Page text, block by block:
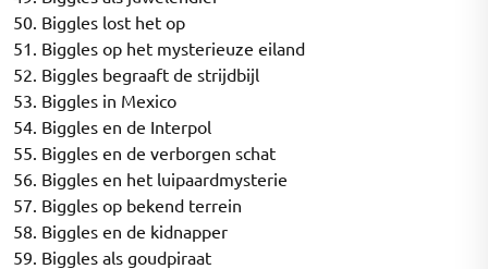
50. Biggles lost het op
51. Biggles op het mysterieuze eiland
52. Biggles begraaft de strijdbijl
53. Biggles in Mexico
54. Biggles en de Interpol
55. Biggles en de verborgen schat
56. Biggles en het luipaardmysterie
57. Biggles op bekend terrein
58. Biggles en de kidnapper
59. Biggles als goudpiraat